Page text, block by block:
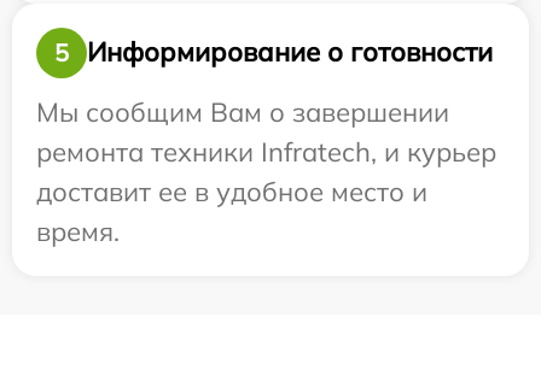
5
Информирование о готовности
Мы сообщим Вам о завершении
ремонта техники Infratech, и курьер
доставит ее в удобное место и
время.